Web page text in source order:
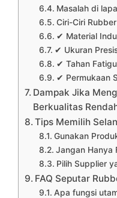
Masalah di
Ciri-Ciri
✔ Material
✔ Ukuran
✔ Tahan
✔ Permukaan
Dampak Jika
Berkualitas
Tips Memilih
Gunakan
Jangan Hanya
Pilih Supplier
FAQ Seputar
Apa fungsi